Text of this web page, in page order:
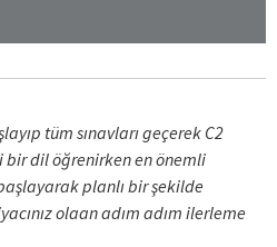
tüm sınavları geçerek C2
bir dil öğrenirken en önemli
planlı bir şekilde
olaan adım adım ilerleme